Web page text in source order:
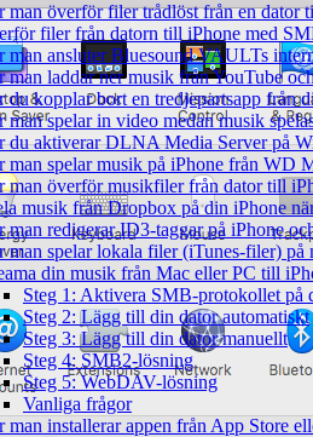
man överför filer trådlöst från en dator
filer från datorn till iPhone med
man ansluter Bluesound VAULTs
man laddar ner musik från YouTube
du kopplar bort en tredjepartsapp från
man spelar in video medan musik
du aktiverar DLNA Media Server på
man spelar musik på iPhone från WD
man överför musikfiler från dator till
musik från Dropbox på din iPhone
man redigerar ID3-taggar på iPhone
man spelar lokala filer (iTunes-filer) på
din musik från Mac eller PC till
Steg 1: Aktivera SMB-protokollet på
Steg 2: Lägg till din dator automatiskt
Steg 3: Lägg till din dator manuellt
Steg 4: SMB2-lösning
Steg 5: WebDAV-lösning
Vanliga frågor
man installerar appen från App Store